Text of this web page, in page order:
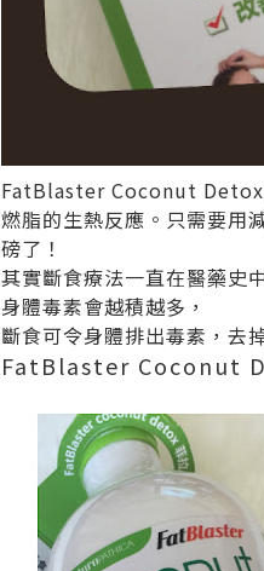
FatBlaster Coconut Detox
燃脂的生熱反應。只需要用
磅了！
其實斷食療法一直在醫藥史
身體毒素會越積越多，
斷食可令身體排出毒素，去
FatBlaster Coconut